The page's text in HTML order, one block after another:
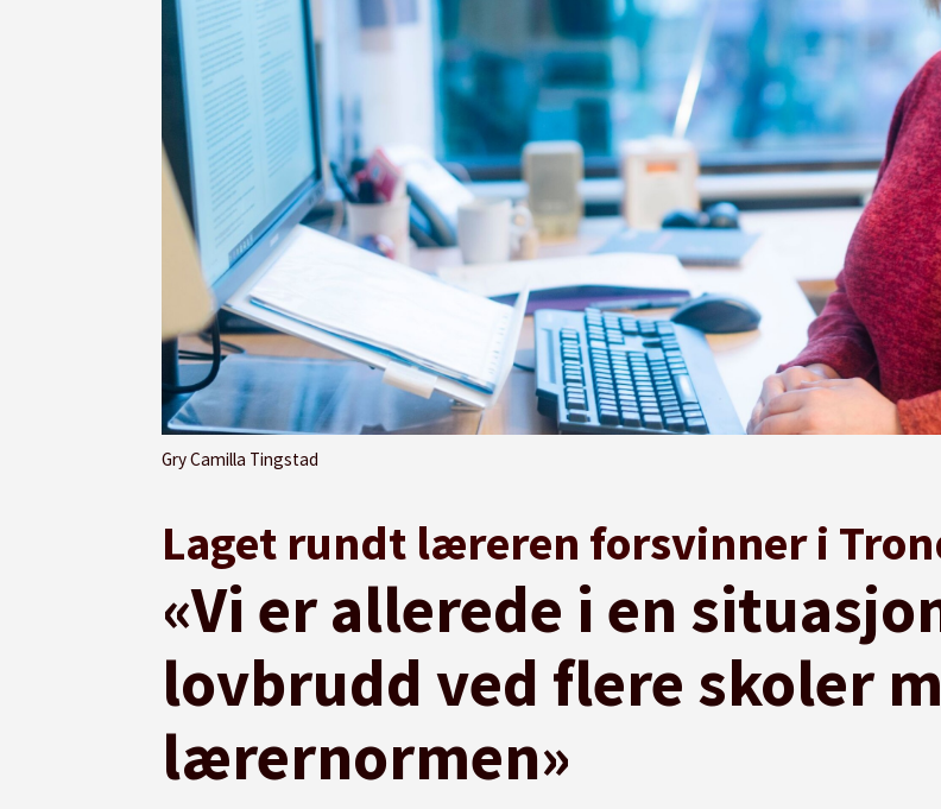
Gry Camilla Tingstad
Laget rundt læreren forsvinner i
«Vi er allerede i en
lovbrudd ved flere skoler
lærernormen»